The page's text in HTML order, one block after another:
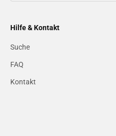
Hilfe & Kontakt
Suche
FAQ
Kontakt